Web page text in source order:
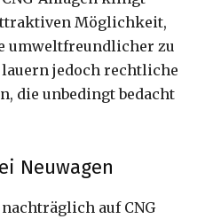
Möglichkeit,
umweltfreundlicher zu
jedoch rechtliche
die unbedingt bedacht
Neuwagen
auf CNG